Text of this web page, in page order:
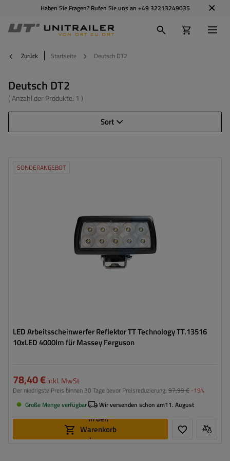
Haben Sie Fragen? Rufen Sie uns an +49 32213249035
Zurück Startseite Deutsch DT2
Deutsch DT2
( Anzahl der Produkte: 1 )
Sort
SONDERANGEBOT
LED Arbeitsscheinwerfer Reflektor TT Technology TT.13516
10xLED 4000lm für Massey Ferguson
5700 K
78,40 €inkl. MwSt
Der niedrigste Preis binnen 30 Tage bevor Preisreduzierung: 97,99 € -19%
Große Menge verfügbar
Wir versenden schon am11. August
In den
Warenkorb
legen